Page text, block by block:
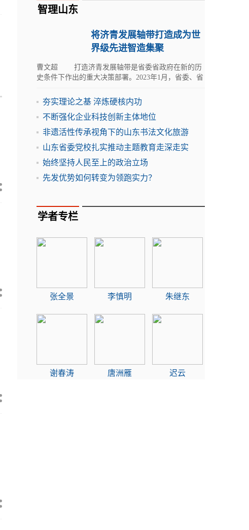
智理山东
将济青发展轴带打造成为世
界级先进智造集聚
曹文超 打造济青发展轴带是省委省政府在新的历
史条件下作出的重大决策部署。2023年1月，省委、省
年行动计
夯实理论之基 淬炼硬核内功
不断强化企业科技创新主体地位
非遗活性传承视角下的山东书法文化旅游
山东省委党校扎实推动主题教育走深走实
始终坚持人民至上的政治立场
先发优势如何转变为领跑实力？
学者专栏
张全景 李慎明 朱继东
谢春涛 唐洲雁 迟云